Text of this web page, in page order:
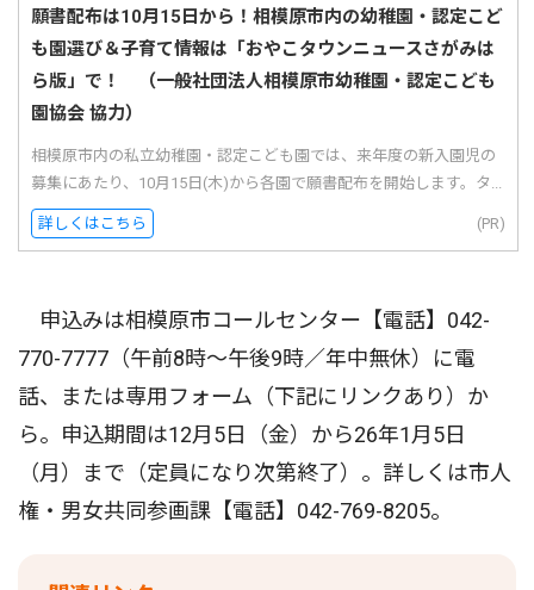
願書配布は10月15日から！相模原市内の幼稚園・認定こど
も園選び＆子育て情報は「おやこタウンニュースさがみは
ら版」で！ （一般社団法人相模原市幼稚園・認定こども
園協会 協力）
相模原市内の私立幼稚園・認定こども園では、来年度の新入園児の
募集にあたり、10月15日(木)から各園で願書配布を開始します。タ...
詳しくはこちら (PR)
申込みは相模原市コールセンター【電話】042-
770-7777（午前8時〜午後9時／年中無休）に電
話、または専用フォーム（下記にリンクあり）か
ら。申込期間は12月5日（金）から26年1月5日
（月）まで（定員になり次第終了）。詳しくは市人
権・男女共同参画課【電話】042-769-8205。